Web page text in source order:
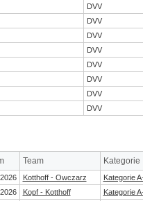
DVV
DVV
DVV
DVV
DVV
DVV
DVV
DVV
Team Kategorie
Kotthoff - Owczarz
Kategorie
Kopf - Kotthoff
Kategorie